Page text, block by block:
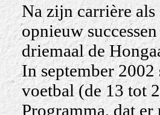
Na zijn carrière
opnieuw
driemaal de
In september
voetbal (de 13 tot
Programma, dat